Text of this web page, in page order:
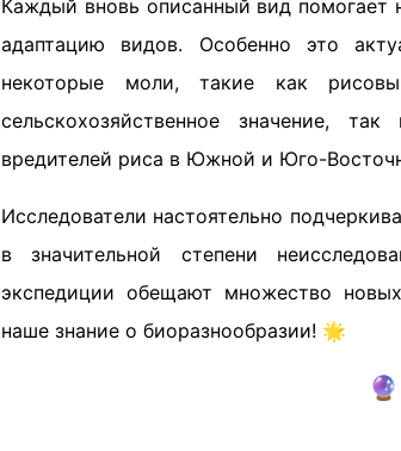
Каждый вновь описанный вид
адаптацию видов. Особенно это
некоторые моли, такие как
сельскохозяйственное значение,
вредителей риса в Южной и Юго-
Исследователи настоятельно
в значительной степени
экспедиции обещают множество
наше знание о биоразнообразии! 🌟